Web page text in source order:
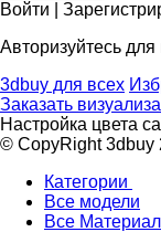
Войти |
Авторизуйтесь
3dbuy для всех
Заказать
Настройка цвета
© CopyRight 3dbuy
Категории
Все модели
Все